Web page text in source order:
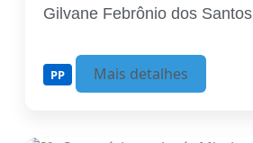
Gilvane Febrônio dos Santos
PP Mais detalhes